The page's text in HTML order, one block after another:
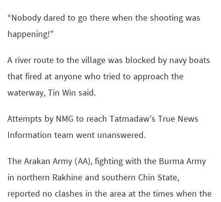
“Nobody dared to go there when the shooting was
happening!”
A river route to the village was blocked by navy boats
that fired at anyone who tried to approach the
waterway, Tin Win said.
Attempts by NMG to reach Tatmadaw’s True News
Information team went unanswered.
The Arakan Army (AA), fighting with the Burma Army
in northern Rakhine and southern Chin State,
reported no clashes in the area at the times when the